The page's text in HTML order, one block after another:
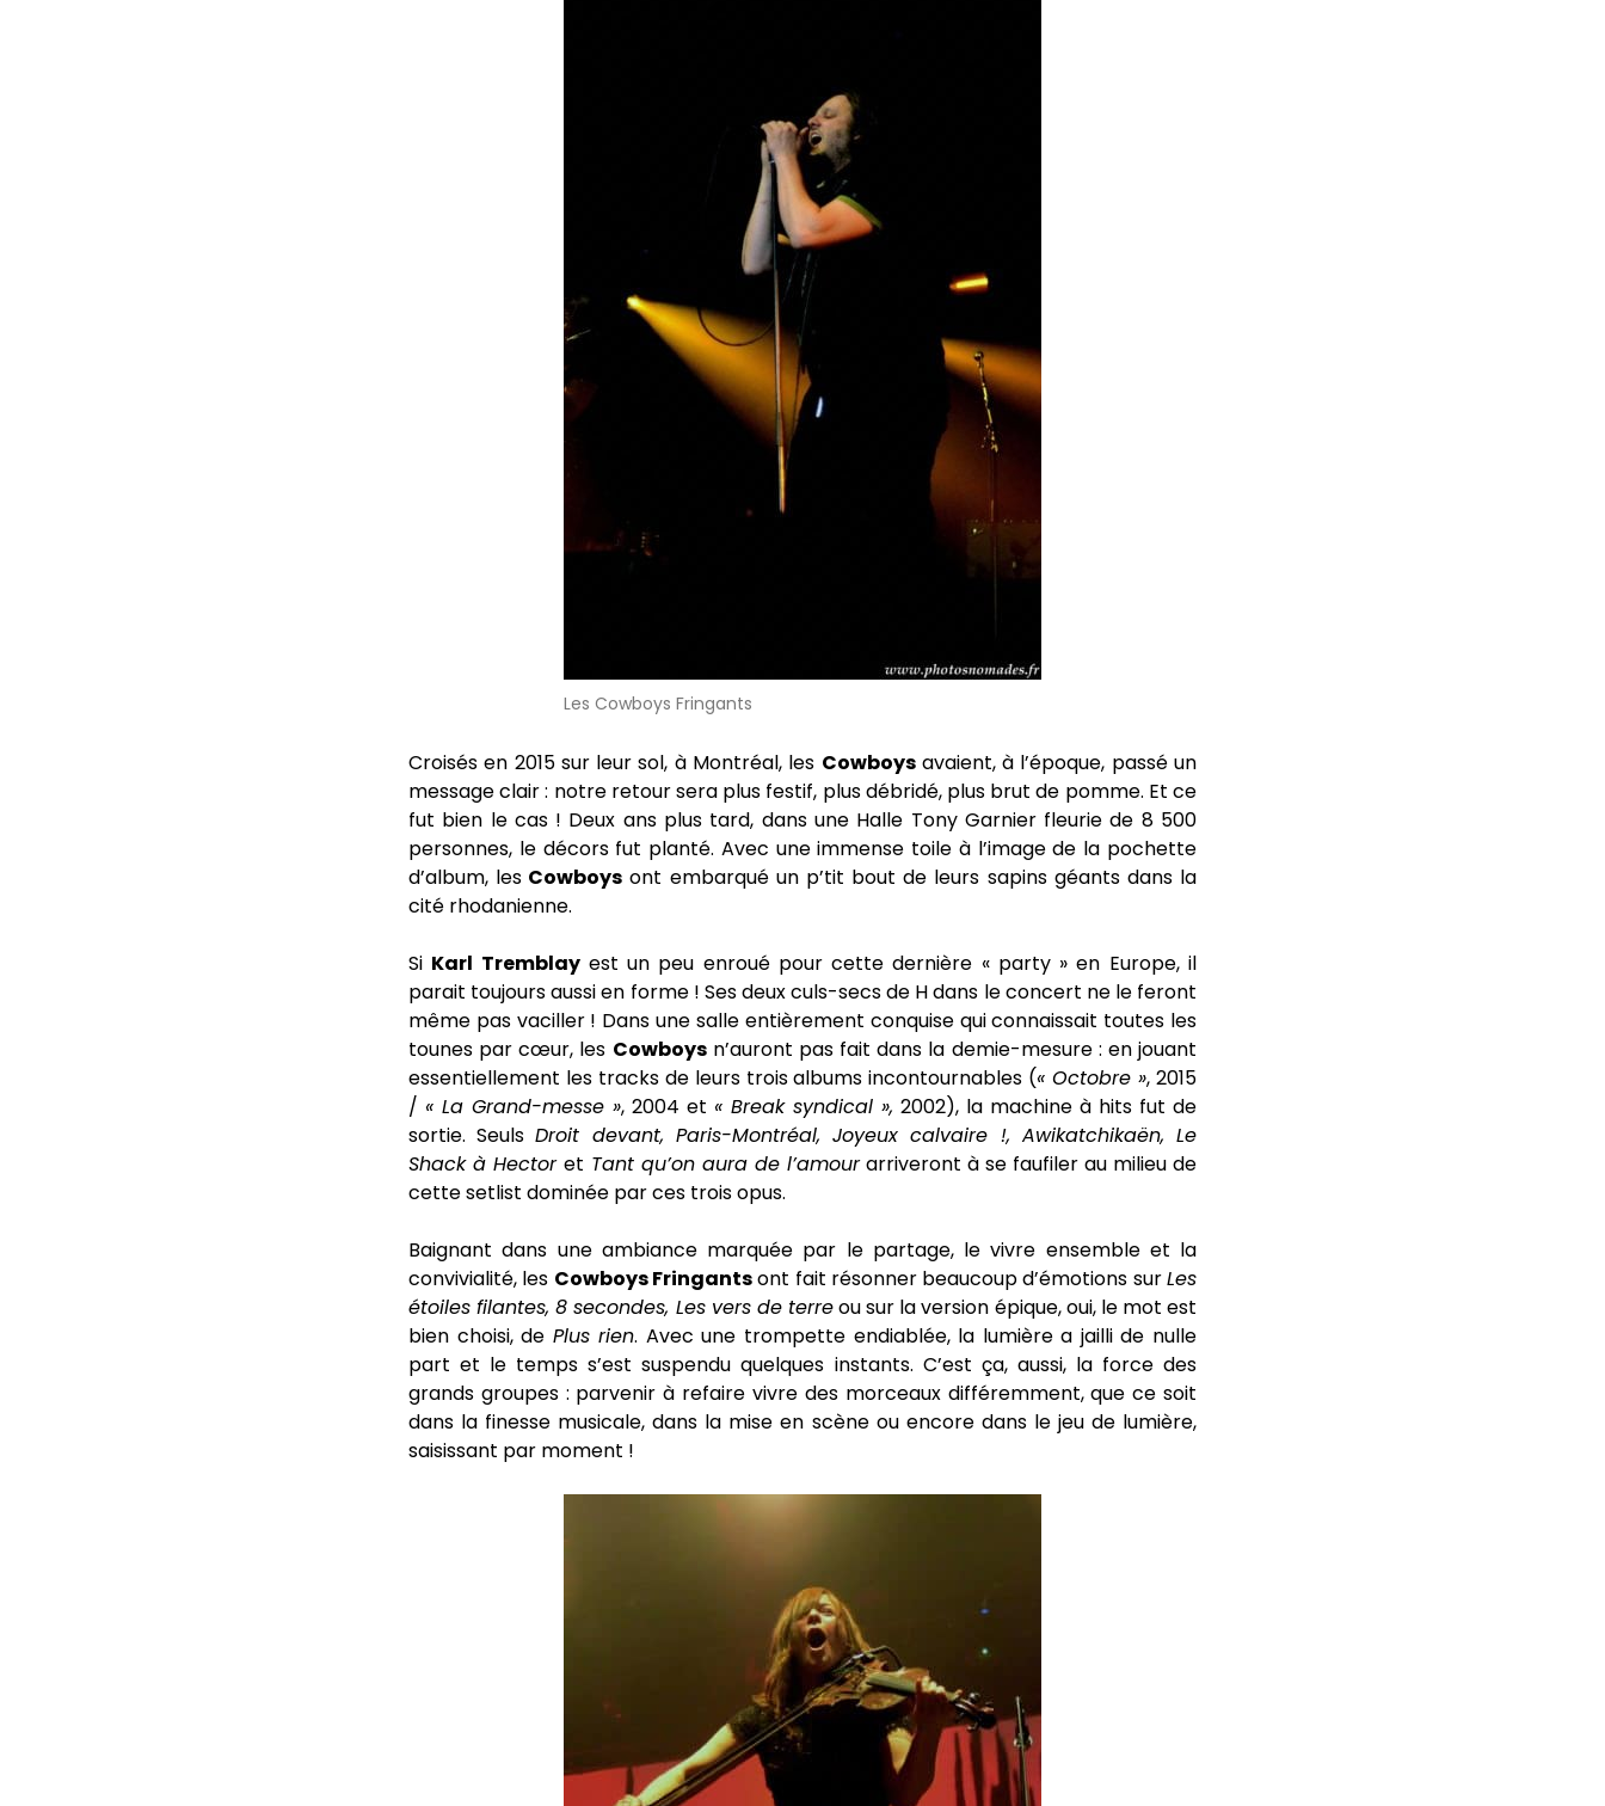
Les Cowboys Fringants
Croisés en 2015 sur leur sol, à Montréal, les Cowboysavaient, à l’époque, passé un
message clair : notre retour sera plus festif, plus débridé, plus brut de pomme. Et ce
fut bien le cas ! Deux ans plus tard, dans une Halle Tony Garnier fleurie de 8 500
personnes, le décors fut planté. Avec une immense toile à l’image de la pochette
d’album, les Cowboys ont embarqué un p’tit bout de leurs sapins géants dans la
cité rhodanienne.
Si Karl Tremblayest un peu enroué pour cette dernière « party » en Europe, il
parait toujours aussi en forme ! Ses deux culs-secs de H dans le concert ne le feront
même pas vaciller ! Dans une salle entièrement conquise qui connaissait toutes les
tounes par cœur, les Cowboysn’auront pas fait dans la demie-mesure : en jouant
essentiellement les tracks de leurs trois albums incontournables (« Octobre », 2015
/ « La Grand-messe », 2004 et « Break syndical », 2002), la machine à hits fut de
sortie. SeulsDroit devant, Paris-Montréal, Joyeux calvaire !, Awikatchikaën, Le
Shack à Hector et Tant qu’on aura de l’amourarriveront à se faufiler au milieu de
cette setlist dominée par ces trois opus.
Baignant dans une ambiance marquée par le partage, le vivre ensemble et la
convivialité, les Cowboys Fringantsont fait résonner beaucoup d’émotions surLes
étoiles filantes, 8 secondes, Les vers de terreou sur la version épique, oui, le mot est
bien choisi, de Plus rien. Avec une trompette endiablée, la lumière a jailli de nulle
part et le temps s’est suspendu quelques instants. C’est ça, aussi, la force des
grands groupes : parvenir à refaire vivre des morceaux différemment, que ce soit
dans la finesse musicale, dans la mise en scène ou encore dans le jeu de lumière,
saisissant par moment !